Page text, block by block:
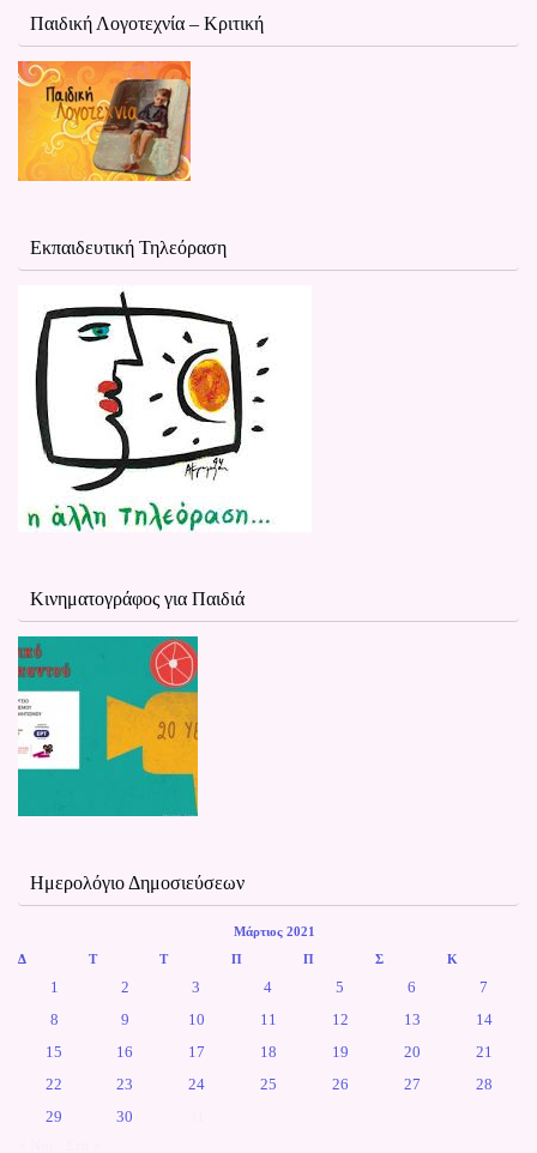
Παιδική Λογοτεχνία – Κριτική
Εκπαιδευτική Τηλεόραση
Κινηματογράφος για Παιδιά
Ημερολόγιο Δημοσιεύσεων
Μάρτιος 2021
Δ
Τ Τ Π Π Σ Κ
1 2 3 4 5 6
7
8
9 10 11 12 13
14
15
16 17 18 19 20
21
22
23 24 25 26 27
28
29
30